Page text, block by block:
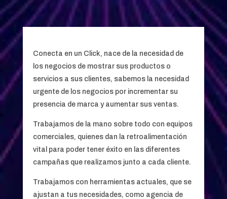
Conecta en un Click, nace de la necesidad de
los negocios de mostrar sus productos o
servicios a sus clientes, sabemos la necesidad
urgente de los negocios por incrementar su
presencia de marca y aumentar sus ventas.
Trabajamos de la mano sobre todo con equipos
comerciales, quienes dan la retroalimentación
vital para poder tener éxito en las diferentes
campañas que realizamos junto a cada cliente.
Trabajamos con herramientas actuales, que se
ajustan a tus necesidades, como agencia de